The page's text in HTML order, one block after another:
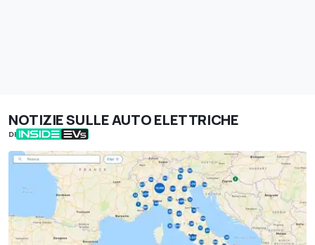
NOTIZIE SULLE AUTO ELETTRICHE
DI